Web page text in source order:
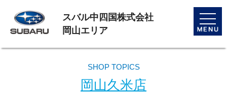
toggle
スバル中四国株式会社
岡山エリア
SHOP TOPICS
岡山久米店